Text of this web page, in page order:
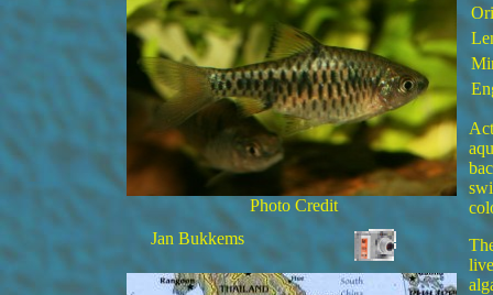
Photo Credit
Jan Bukkems